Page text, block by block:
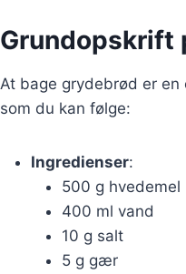
Grundopskrift
At bage grydebrød er
som du kan følge:
Ingredienser:
500 g hvedemel
400 ml vand
10 g salt
5 g gær